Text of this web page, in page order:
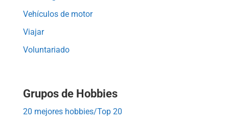
Vehículos de motor
Viajar
Voluntariado
Grupos de Hobbies
20 mejores hobbies/Top 20